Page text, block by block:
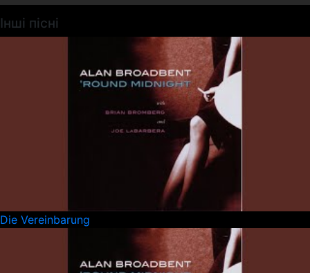
Інші пісні
Die Vereinbarung